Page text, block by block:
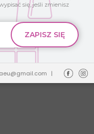
się, jeśli zmienisz
|